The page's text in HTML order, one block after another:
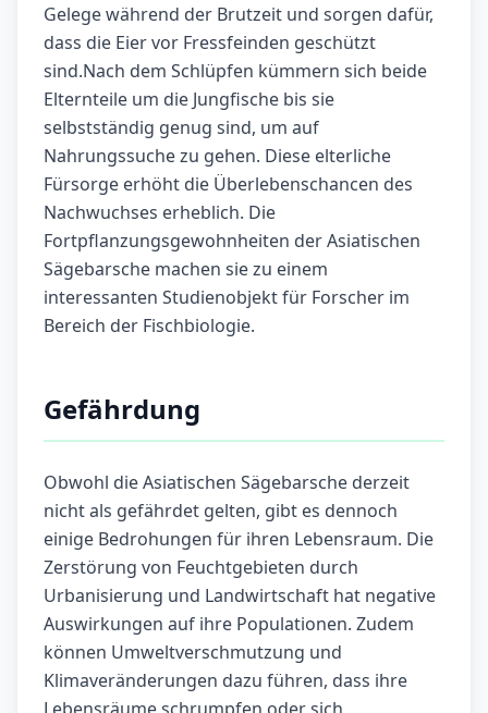
Gelege während der Brutzeit und sorgen dafür,
dass die Eier vor Fressfeinden geschützt
sind.Nach dem Schlüpfen kümmern sich beide
Elternteile um die Jungfische bis sie
selbstständig genug sind, um auf
Nahrungssuche zu gehen. Diese elterliche
Fürsorge erhöht die Überlebenschancen des
Nachwuchses erheblich. Die
Fortpflanzungsgewohnheiten der Asiatischen
Sägebarsche machen sie zu einem
interessanten Studienobjekt für Forscher im
Bereich der Fischbiologie.
Gefährdung
Obwohl die Asiatischen Sägebarsche derzeit
nicht als gefährdet gelten, gibt es dennoch
einige Bedrohungen für ihren Lebensraum. Die
Zerstörung von Feuchtgebieten durch
Urbanisierung und Landwirtschaft hat negative
Auswirkungen auf ihre Populationen. Zudem
können Umweltverschmutzung und
Klimaveränderungen dazu führen, dass ihre